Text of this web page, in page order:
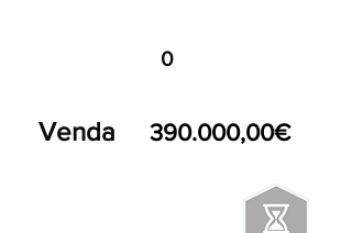
0
Venda 390.000,00€